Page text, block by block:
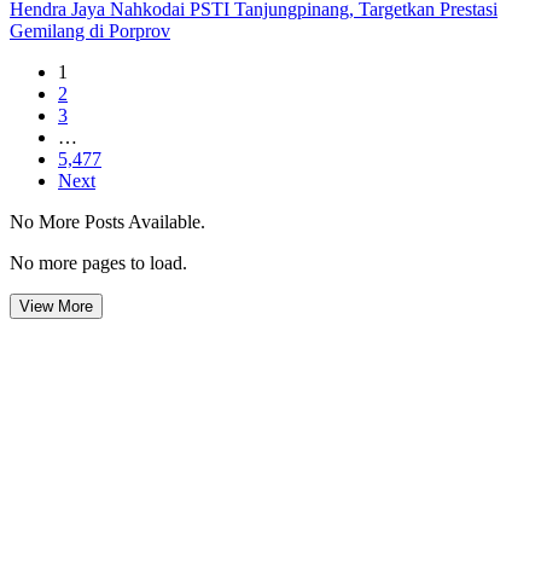
Hendra Jaya Nahkodai PSTI Tanjungpinang, Targetkan Prestasi
Gemilang di Porprov
1
2
3
…
5,477
Next
No More Posts Available.
No more pages to load.
View More